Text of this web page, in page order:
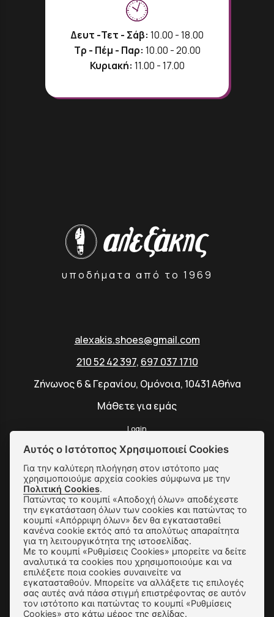
Δευτ -Τετ - Σάβ: 10.00 - 18.00
Τρ - Πέμ - Παρ: 10.00 - 20.00
Κυριακή: 11.00 - 17.00
υποδήματα από το 1969
alexakis.shoes@gmail.com
210 52 42 397, 697 037 1710
Ζήνωνος 6 & Γερανίου, Ομόνοια, 10431 Αθήνα
Μάθετε για εμάς
Login
SUBSCRIBE
Αποστολές & Αλλαγές
Τρόποι Παραγγελίας & Πληρωμής
Όροι Χρήσης & Ασφάλεια
Πολιτική Απορρήτου
Αυτός ο Ιστότοπος Χρησιμοποιεί Cookies
Για την καλύτερη πλοήγηση στον ιστότοπο μας
χρησιμοποιούμε αρχεία cookies σύμφωνα με την
Πολιτική Cookies.
Πατώντας το κουμπί «Αποδοχή όλων» αποδέχεστε
την εγκατάσταση όλων των cookies και πατώντας το
κουμπί «Απόρριψη όλων» δεν θα εγκατασταθεί
κανένα cookie εκτός από τα απολύτως απαραίτητα
για τη λειτουργικότητα της ιστοσελίδας.
Με το κουμπί «Ρυθμίσεις Cookies» μπορείτε να δείτε
αναλυτικά τα cookies που χρησιμοποιούμε και να
επιλέξετε ποια cookies συναινείτε να
εγκατασταθούν. Μπορείτε να αλλάξετε τις επιλογές
σας αυτές ανά πάσα στιγμή επιστρέφοντας σε αυτόν
τον ιστότοπο και πατώντας το κουμπί «Ρυθμίσεις
Cookies» στο κάτω μέρος της σελίδας.